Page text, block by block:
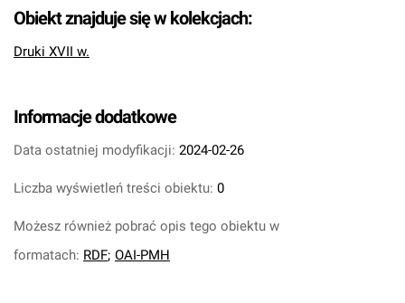
Obiekt znajduje się w kolekcjach:
Druki XVII w.
Informacje dodatkowe
Data ostatniej modyfikacji: 2024-02-26
Liczba wyświetleń treści obiektu: 0
Możesz również pobrać opis tego obiektu w
formatach: RDF; OAI-PMH